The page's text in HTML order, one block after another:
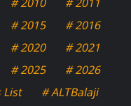
# 2015
# 2016
# 2020
# 2021
# 2025
# 2026
List
# ALTBalaji